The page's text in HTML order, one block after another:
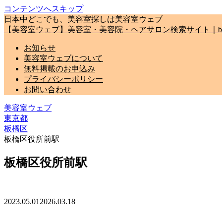
コンテンツへスキップ
日本中どこでも、美容室探しは美容室ウェブ
【美容室ウェブ】美容室・美容院・ヘアサロン検索サイト｜
お知らせ
美容室ウェブについて
無料掲載のお申込み
プライバシーポリシー
お問い合わせ
美容室ウェブ
東京都
板橋区
板橋区役所前駅
板橋区役所前駅
2023.05.01 2026.03.18